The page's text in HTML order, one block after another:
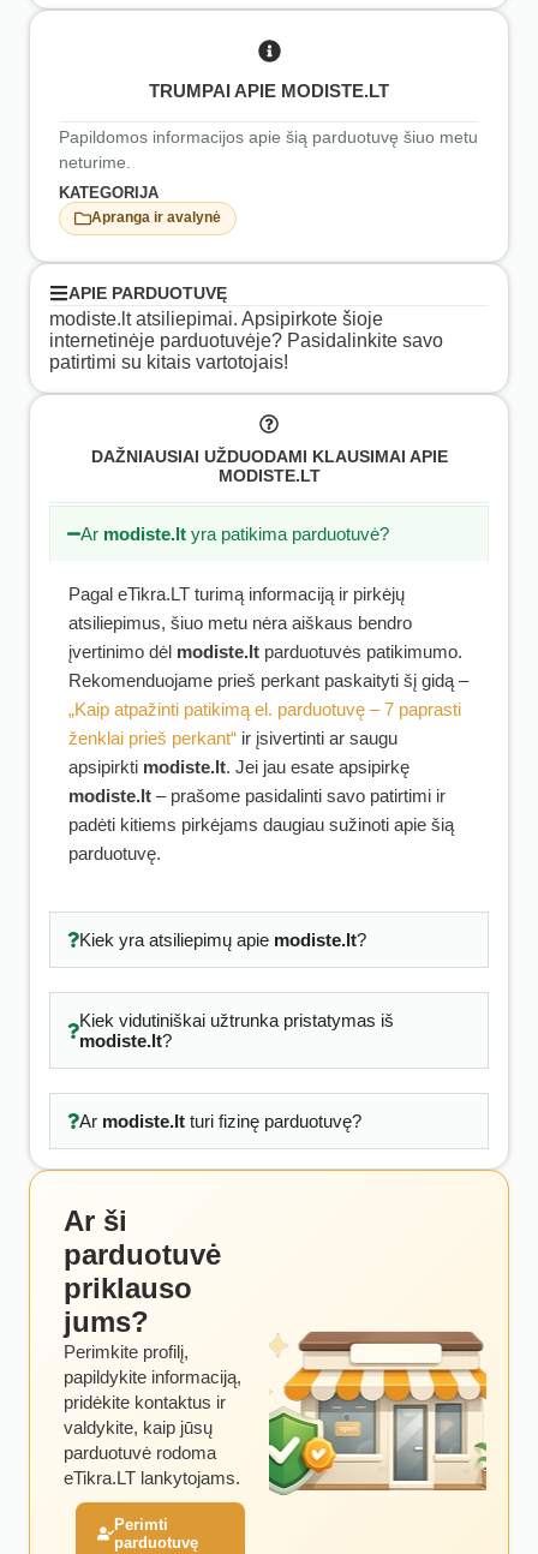
TRUMPAI APIE MODISTE.LT
Papildomos informacijos apie šią parduotuvę šiuo metu
neturime.
KATEGORIJA
Apranga ir avalynė
APIE PARDUOTUVĘ
modiste.lt atsiliepimai. Apsipirkote šioje
internetinėje parduotuvėje? Pasidalinkite savo
patirtimi su kitais vartotojais!
DAŽNIAUSIAI UŽDUODAMI KLAUSIMAI APIE
MODISTE.LT
Ar modiste.lt yra patikima parduotuvė?
Pagal eTikra.LT turimą informaciją ir pirkėjų
atsiliepimus, šiuo metu nėra aiškaus bendro
įvertinimo dėl modiste.lt parduotuvės patikimumo.
Rekomenduojame prieš perkant paskaityti šį gidą –
„Kaip atpažinti patikimą el. parduotuvę – 7 paprasti
ženklai prieš perkant“ ir įsivertinti ar saugu
apsipirkti modiste.lt. Jei jau esate apsipirkę
modiste.lt – prašome pasidalinti savo patirtimi ir
padėti kitiems pirkėjams daugiau sužinoti apie šią
parduotuvę.
Kiek yra atsiliepimų apie modiste.lt?
Kiek vidutiniškai užtrunka pristatymas iš
modiste.lt?
Ar modiste.ltturi fizinę parduotuvę?
Ar ši
parduotuvė
priklauso
jums?
Perimkite profilį,
papildykite informaciją,
pridėkite kontaktus ir
valdykite, kaip jūsų
parduotuvė rodoma
eTikra.LT lankytojams.
Perimti
parduotuvę